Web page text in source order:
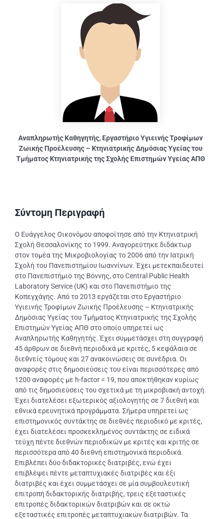
Αναπληρωτής Καθηγητής, Εργαστήριο Υγιεινής Τροφίμων
Ζωικής Προέλευσης – Κτηνιατρικής Δημόσιας Υγείας του
Τμήματος Κτηνιατρικής της Σχολής Επιστημών Υγείας ΑΠΘ
Σύντομη Περιγραφή
Ο Ευάγγελος Οικονόμου αποφοίτησε από την Κτηνιατρική
Σχολή Θεσσαλονίκης το 1999. Αναγορεύτηκε διδάκτωρ
στον τομέα της Μικροβιολογίας το 2006 από την Ιατρική
Σχολή του Πανεπιστημίου Ιωαννίνων. Έχει μετεκπαιδευτεί
στο Πανεπιστήμιο της Βόννης, στο Central Public Health
Laboratory Service (UK) και στο Πανεπιστήμιο της
Κοπεγχάγης. Από το 2013 εργάζεται στο Εργαστήριο
Υγιεινής Τροφίμων Ζωικής Προέλευσης – Κτηνιατρικής
Δημόσιας Υγείας του Τμήματος Κτηνιατρικής της Σχολής
Επιστημών Υγείας ΑΠΘ στο οποίο υπηρετεί ως
Αναπληρωτής Καθηγητής. Έχει συμμετάσχει στη συγγραφή
45 άρθρων σε διεθνή περιοδικά με κριτές, 5 κεφάλαια σε
διεθνείς τόμους και 27 ανακοινώσεις σε συνέδρια. Οι
αναφορές στις δημοσιεύσεις του είναι περισσότερες από
1200 αναφορές με h-factor = 19, που αποκτήθηκαν κυρίως
από τις δημοσιεύσεις του σχετικά με τη μικροβιακή αντοχή.
Έχει διατελέσει εξωτερικός αξιολογητής σε 7 διεθνή και
εθνικά ερευνητικά προγράμματα. Σήμερα υπηρετεί ως
επιστημονικός συντάκτης σε διεθνές περιοδικό με κριτές,
έχει διατελέσει προσκεκλημένος συντάκτης σε ειδικά
τεύχη πέντε διεθνών περιοδικών με κριτές και κριτής σε
περισσότερα από 40 διεθνή επιστημονικά περιοδικά.
Επιβλέπει δύο διδακτορικές διατριβές, ενώ έχει
επιβλέψει πέντε μεταπτυχιακές διατριβές και έξι
διατριβές και έχει συμμετάσχει σε μία συμβουλευτική
επιτροπή διδακτορικής διατριβής, τρεις εξεταστικές
επιτροπές διδακτορικών διατριβών και σε οκτώ
εξεταστικές επιτροπές μεταπτυχιακών διατριβών. Τα